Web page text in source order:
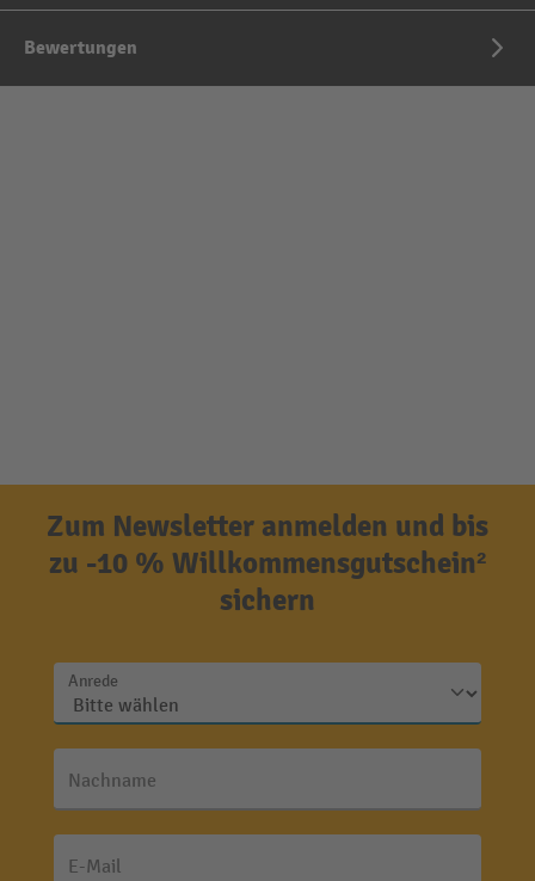
Bewertungen
Zum Newsletter anmelden und bis
zu -10 % Willkommensgutschein²
sichern
Anrede
Nachname
E-Mail